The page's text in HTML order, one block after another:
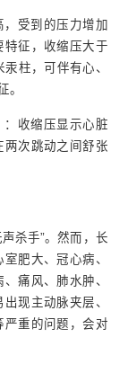
受到的压力增加
特征，收缩压大于
柱，可伴有心、
。
：收缩压显示心脏
两次跳动之间舒张
杀手”。然而，长
肥大、冠心病、
痛风、肺水肿、
现主动脉夹层、
严重的问题，会对